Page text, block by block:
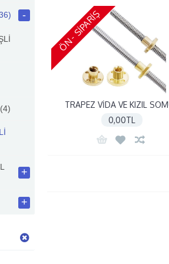
-
(4)
+
+
ÖN - SIPARIŞ
TRAPEZ VİDA VE KIZIL
0,00TL